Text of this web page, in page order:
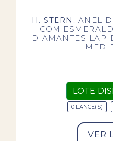
H. STERN . ANEL
COM
DIAMANTES
LOTE
0 LANCE(S)
VER